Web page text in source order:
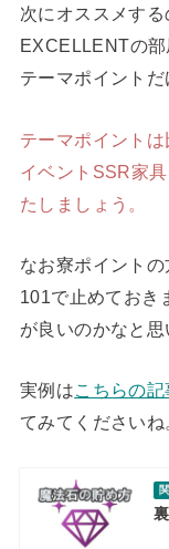
次にオススメす
EXCELLENTの部
テーマポイントだ
テーマポイント
イベントSSR家
たしましょう。
なお寮ポイントの
101で止めておき
が良いのかなと思
実例はこちらの記
てみてくださいね